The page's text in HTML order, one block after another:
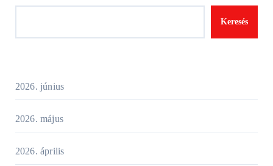
Keresés
2026. június
2026. május
2026. április